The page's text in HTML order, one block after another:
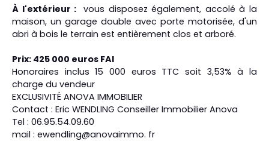
À l'extérieur : vous disposez également, accolé à la
maison, un garage double avec porte motorisée, d'un
abri à bois le terrain est entièrement clos et arboré.
Prix: 425 000 euros FAI
Honoraires inclus 15 000 euros TTC soit 3,53% à la
charge du vendeur
EXCLUSIVITÉ ANOVA IMMOBILIER
Contact : Eric WENDLING Conseiller Immobilier Anova
Tel : 06.95.54.09.60
mail : ewendling@anovaimmo. fr